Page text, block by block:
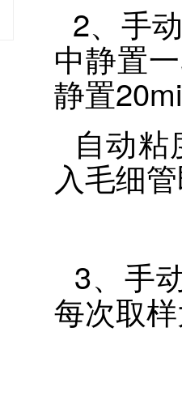
2、手
中静置
静置
自动
入毛细
3、手
每次取